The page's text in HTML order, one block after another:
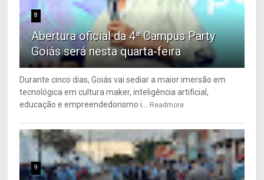
8
Abertura oficial da 4ª Campus Party
Goiás será nesta quarta-feira
Durante cinco dias, Goiás vai sediar a maior imersão em
tecnológica em cultura maker, inteligência artificial,
educação e empreendedorismo i...
Readmore
9